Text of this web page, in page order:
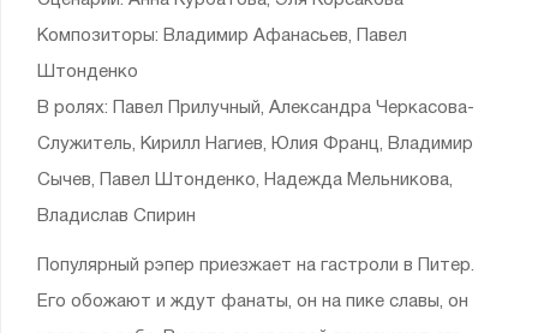
Композиторы: Владимир Афанасьев, Павел
Штонденко
В ролях: Павел Прилучный, Александра Черкасова-
Служитель, Кирилл Нагиев, Юлия Франц, Владимир
Сычев, Павел Штонденко, Надежда Мельникова,
Владислав Спирин
Популярный рэпер приезжает на гастроли в Питер.
Его обожают и ждут фанаты, он на пике славы, он